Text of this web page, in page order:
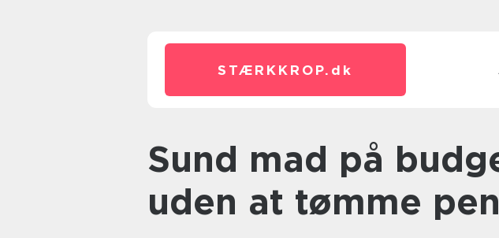
STÆRKKROP. dk
Sund mad på budget: Spis godt
uden at tømme